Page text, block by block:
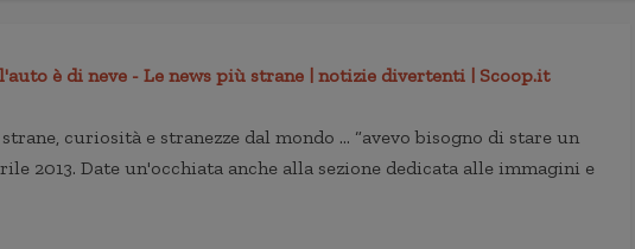
è di neve - Le news più strane | notizie divertenti | Scoop.it
curiosità e stranezze dal mondo … “avevo bisogno di stare un
2013. Date un'occhiata anche alla sezione dedicata alle immagini e